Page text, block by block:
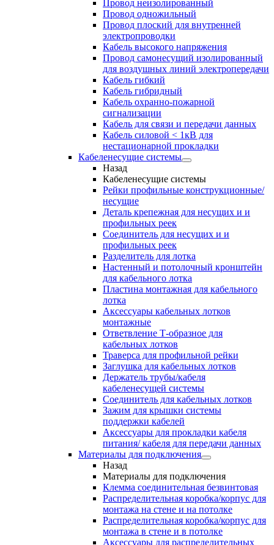
Провод неизолированный
Провод одножильный
Провод плоский для внутренней
электропроводки
Кабель высокого напряжения
Провод самонесущий изолированный
для воздушных линий электропередачи
Кабель гибкий
Кабель гибридный
Кабель охранно-пожарной
сигнализации
Кабель для связи и передачи данных
Кабель силовой < 1кВ для
нестационарной прокладки
Кабеленесущие системы
Назад
Кабеленесущие системы
Рейки профильные конструкционные/
несущие
Деталь крепежная для несущих и и
профильных реек
Соединитель для несущих и и
профильных реек
Разделитель для лотка
Настенный и потолочный кронштейн
для кабельного лотка
Пластина монтажная для кабельного
лотка
Аксессуары кабельных лотков
монтажные
Ответвление Т-образное для
кабельных лотков
Траверса для профильной рейки
Заглушка для кабельных лотков
Держатель трубы/кабеля
кабеленесущей системы
Соединитель для кабельных лотков
Зажим для крышки системы
поддержки кабелей
Аксессуары для прокладки кабеля
питания/ кабеля для передачи данных
Материалы для подключения
Назад
Материалы для подключения
Клемма соединительная безвинтовая
Распределительная коробка/корпус для
монтажа на стене и на потолке
Распределительная коробка/корпус для
монтажа в стене и в потолке
Аксессуары для распределительных